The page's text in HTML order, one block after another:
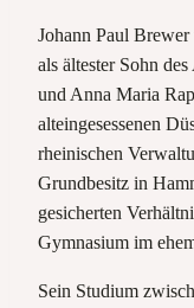
Johann Paul
als ältester Sohn
und Anna Maria
alteingesessenen
rheinischen
Grundbesitz in
gesicherten
Gymnasium im
Sein Studium